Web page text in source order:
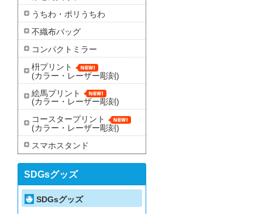
うちわ・ポリうちわ
不織布バッグ
コンパクトミラー
枡プリント
(カラー・レーザー彫刻)
絵馬プリント
(カラー・レーザー彫刻)
コースタープリント
(カラー・レーザー彫刻)
スマホスタンド
SDGsグッズ
SDGsグッズ